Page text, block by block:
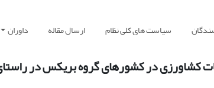
سیاست های کلی نظام ارسال مقاله داوران
کشاورزی در کشورهای گروه بریکس در